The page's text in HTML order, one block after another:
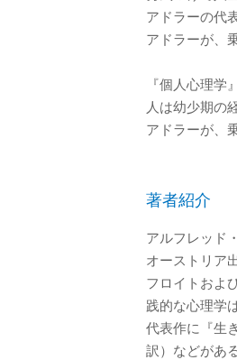
アドラーの代
アドラーが、
『個人心理学
人は幼少期の
アドラーが、
著者紹介
アルフレッド
オーストリア
フロイトおよ
践的な心理学
代表作に『生
訳）などがある